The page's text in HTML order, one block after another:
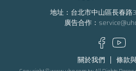
地址：台北市中山區長春
廣告合作：
關於我們 條款